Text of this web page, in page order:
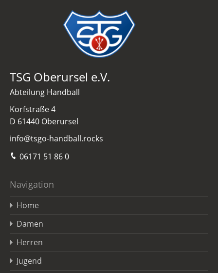
TSG Oberursel e.V.
Abteilung Handball
Korfstraße 4
D 61440 Oberursel
info@tsgo-handball.rocks
06171 51 86 0
Navigation
Home
Damen
Herren
Jugend